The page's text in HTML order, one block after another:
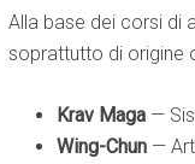
Alla base dei corsi di
soprattutto di origine
Krav Maga —
Wing-Chun —